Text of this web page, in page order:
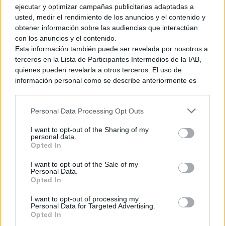
ejecutar y optimizar campañas publicitarias adaptadas a
usted, medir el rendimiento de los anuncios y el contenido y
obtener información sobre las audiencias que interactúan
con los anuncios y el contenido.
Esta información también puede ser revelada por nosotros a
terceros en la Lista de Participantes Intermedios de la IAB,
quienes pueden revelarla a otros terceros. El uso de
información personal como se describe anteriormente es
generamos contenido relevante para nuestra audiencia.
recopilación y uso de datos en nuestra Política de
Privacidad.
terceros por nuestra parte, utilice la siguiente opción de
exclusión y confirme su selección. Tenga en cuenta que
después de que se procese su solicitud de exclusión, es
posible que continúe viendo anuncios basados en intereses
basados en la información personal utilizada por nosotros o
en información personal divulgada a terceros antes de su
Personal Data Processing Opt Outs
I want to opt-out of the Sharing of my
personal data.
Opted In
I want to opt-out of the Sale of my
Personal Data.
Opted In
I want to opt-out of processing my
Personal Data for Targeted Advertising.
Opted In
número 1. Si me disculpáis tengo que ir a hacer pancartas
para animarla en el combate de esta noche.